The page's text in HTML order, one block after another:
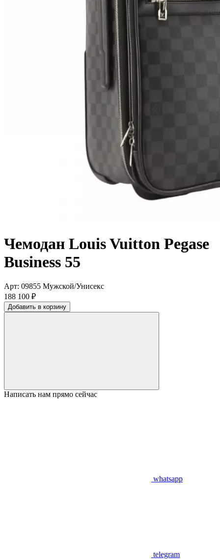
Чемодан Louis Vuitton Pegase
Business 55
Арт: 09855 Мужской/Унисекс
188 100 ₽
Добавить в корзину
Написать нам прямо сейчас
whatsapp
telegram